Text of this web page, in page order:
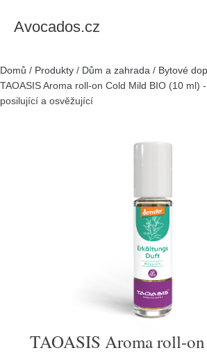
Avocados.cz
Domů / Produkty / Dům a zahrada / Bytové
TAOASIS Aroma roll-on Cold Mild BIO (10 ml)
posilující a osvěžující
TAOASIS Aroma roll-